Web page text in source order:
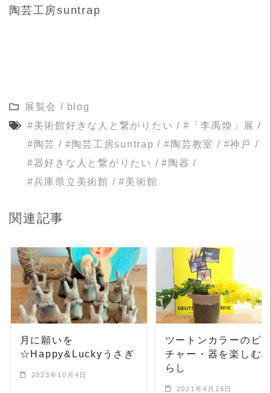
陶芸工房suntrap
展覧会 / blog
#美術館好きな人と繋がりたい / #「李禹煥」展 /
#陶芸 / #陶芸工房suntrap / #陶芸教室 / #神戸 /
#器好きな人と繋がりたい / #陶器 /
#兵庫県立美術館 / #美術館
関連記事
READ MORE
月に願いを
☆Happy&Luckyうさぎ
2023年10月4日
READ MORE
ツートンカラーのピ
チャー・器を楽しむ
らし
2021年4月26日